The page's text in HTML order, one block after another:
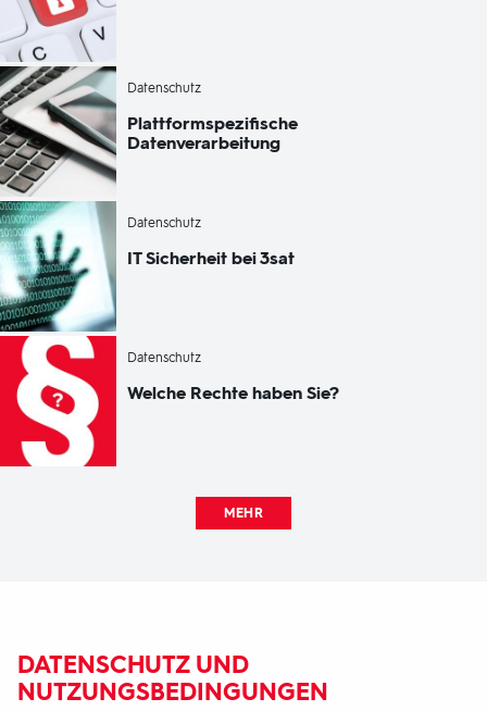
Datenschutz-
Plattformspezifische
Datenverarbeitung
Datenschutz-
IT Sicherheit bei3sat
Datenschutz-
Welche Rechte haben Sie?
MEHR
DATENSCHUTZ UND
NUTZUNGSBEDINGUNGEN